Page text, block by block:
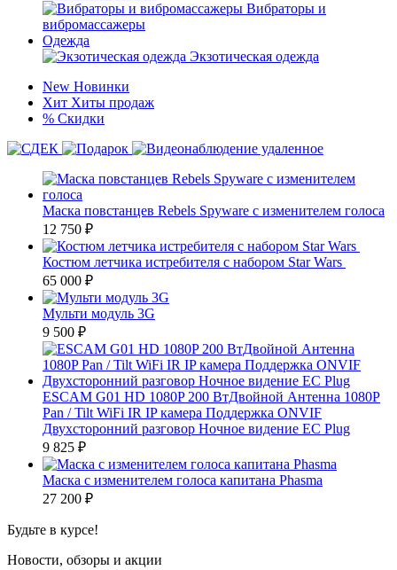
Вибраторы и
вибромассажеры
Одежда
Экзотическая одежда
New Новинки
Хит Хиты продаж
% Скидки
Маска повстанцев Rebels Spyware с изменителем голоса
12 750 ₽
Костюм летчика истребителя с набором Star Wars
65 000 ₽
Мульти модуль 3G
9 500 ₽
ESCAM G01 HD 1080P 200 ВтДвойной Антенна 1080P
Pan / Tilt WiFi IR IP камера Поддержка ONVIF
Двухсторонний разговор Ночное видение ЕС Plug
9 825 ₽
Маска с изменителем голоса капитана Phasma
27 200 ₽
Будьте в курсе!
Новости, обзоры и акции